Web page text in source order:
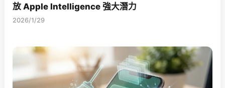
放 Apple Intelligence 強大潛力
2026/1/29